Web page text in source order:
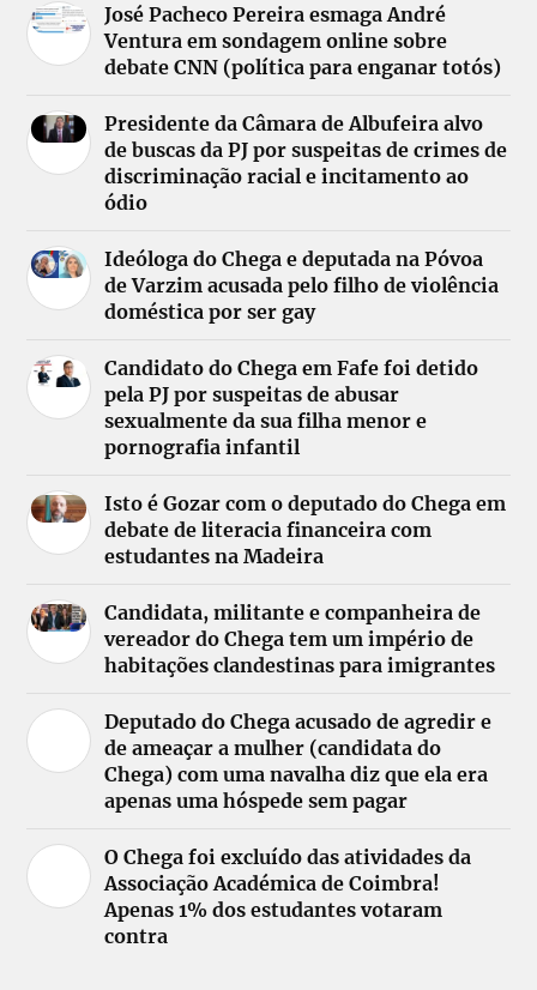
José Pacheco Pereira esmaga André
Ventura em sondagem online sobre
debate CNN (política para enganar totós)
Presidente da Câmara de Albufeira alvo
de buscas da PJ por suspeitas de crimes de
discriminação racial e incitamento ao
ódio
Ideóloga do Chega e deputada na Póvoa
de Varzim acusada pelo filho de violência
doméstica por ser gay
Candidato do Chega em Fafe foi detido
pela PJ por suspeitas de abusar
sexualmente da sua filha menor e
pornografia infantil
Isto é Gozar com o deputado do Chega em
debate de literacia financeira com
estudantes na Madeira
Candidata, militante e companheira de
vereador do Chega tem um império de
habitações clandestinas para imigrantes
Deputado do Chega acusado de agredir e
de ameaçar a mulher (candidata do
Chega) com uma navalha diz que ela era
apenas uma hóspede sem pagar
O Chega foi excluído das atividades da
Associação Académica de Coimbra!
Apenas 1% dos estudantes votaram
contra